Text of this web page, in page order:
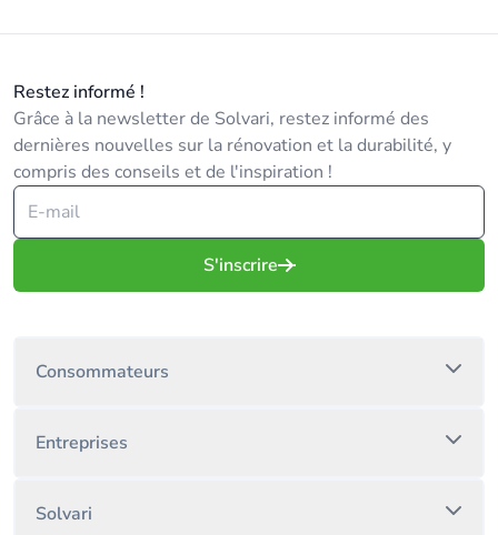
Restez informé !
Grâce à la newsletter de Solvari, restez informé des
dernières nouvelles sur la rénovation et la durabilité, y
compris des conseils et de l'inspiration !
S'inscrire
Consommateurs
Entreprises
Solvari